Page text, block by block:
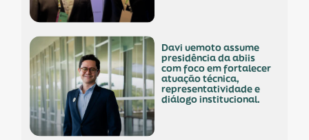
davi uemoto assume
presidência da abiis
com foco em fortalecer
atuação técnica,
representatividade e
diálogo institucional.